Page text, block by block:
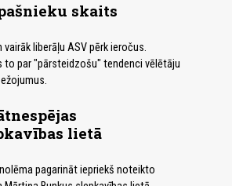
skaits
liberāļu ASV pērk ieročus.
to par "pārsteidzošu" tendenci vēlētāju
lietā
pagarināt iepriekš noteikto